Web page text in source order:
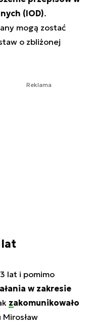
(IOD).
mogą zostać
o zbliżonej
Reklama
lat
lat i pomimo
w zakresie
zakomunikowało